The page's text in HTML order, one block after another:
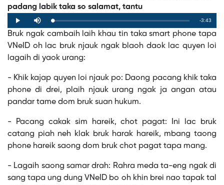
padang labik taka so salamat, tantu
Play Mute Loaded:
0%
Progress:
0%
Remaining
Time
-3:43
Bruk ngak cambaih laih khau tin taka smart phone tapa
VNeID oh lac bruk njauk ngak blaoh daok lac quyen loi
lagaih di yaok urang:
- Khik kajap quyen loi njauk po: Daong pacang khik taka
phone di drei, plaih njauk urang ngak ja angan atau
pandar tame dom bruk suan hukum.
- Pacang cakak sim hareik, chot pagat: Ini lac bruk
catang piah neh klak bruk harak hareik, mbang taong
phone hareik saong dom bruk chot pagat tapa mang.
- Lagaih saong samar drah: Rahra meda ta-eng ngak di
sang tapa ung dung VNeID bo oh khin brei nao tapak tal